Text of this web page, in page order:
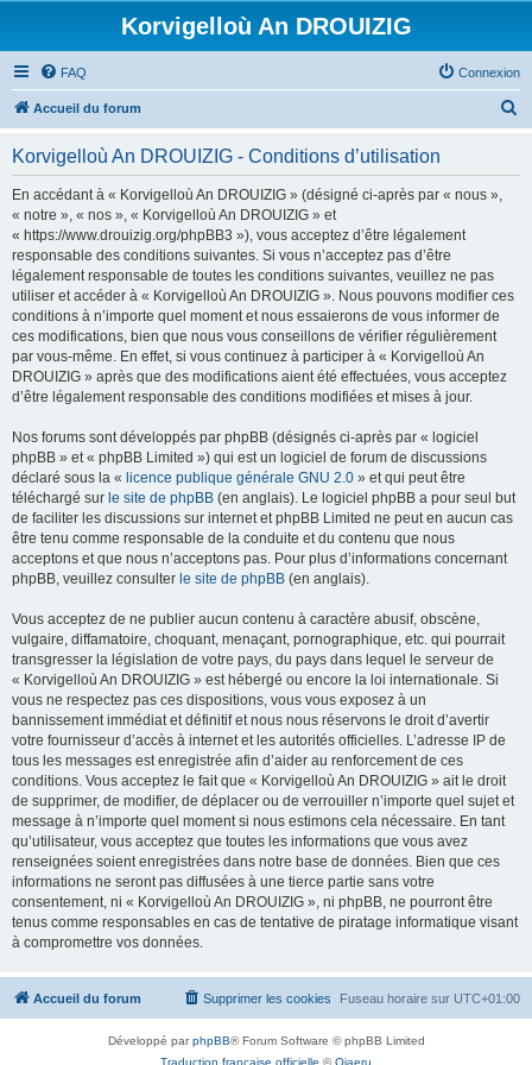
Korvigelloù An DROUIZIG
FAQ Connexion
Accueil du forum
Korvigelloù An DROUIZIG - Conditions d’utilisation
En accédant à « Korvigelloù An DROUIZIG » (désigné ci-après par « nous »,
« notre », « nos », « Korvigelloù An DROUIZIG » et
« https://www.drouizig.org/phpBB3 »), vous acceptez d’être légalement
responsable des conditions suivantes. Si vous n’acceptez pas d’être
légalement responsable de toutes les conditions suivantes, veuillez ne pas
utiliser et accéder à « Korvigelloù An DROUIZIG ». Nous pouvons modifier ces
conditions à n’importe quel moment et nous essaierons de vous informer de
ces modifications, bien que nous vous conseillons de vérifier régulièrement
par vous-même. En effet, si vous continuez à participer à « Korvigelloù An
DROUIZIG » après que des modifications aient été effectuées, vous acceptez
d’être légalement responsable des conditions modifiées et mises à jour.
Nos forums sont développés par phpBB (désignés ci-après par « logiciel
phpBB » et « phpBB Limited ») qui est un logiciel de forum de discussions
déclaré sous la « licence publique générale GNU 2.0 » et qui peut être
téléchargé sur le site de phpBB (en anglais). Le logiciel phpBB a pour seul but
de faciliter les discussions sur internet et phpBB Limited ne peut en aucun cas
être tenu comme responsable de la conduite et du contenu que nous
acceptons et que nous n’acceptons pas. Pour plus d’informations concernant
phpBB, veuillez consulter le site de phpBB (en anglais).
Vous acceptez de ne publier aucun contenu à caractère abusif, obscène,
vulgaire, diffamatoire, choquant, menaçant, pornographique, etc. qui pourrait
transgresser la législation de votre pays, du pays dans lequel le serveur de
« Korvigelloù An DROUIZIG » est hébergé ou encore la loi internationale. Si
vous ne respectez pas ces dispositions, vous vous exposez à un
bannissement immédiat et définitif et nous nous réservons le droit d’avertir
votre fournisseur d’accès à internet et les autorités officielles. L’adresse IP de
tous les messages est enregistrée afin d’aider au renforcement de ces
conditions. Vous acceptez le fait que « Korvigelloù An DROUIZIG » ait le droit
de supprimer, de modifier, de déplacer ou de verrouiller n’importe quel sujet et
message à n’importe quel moment si nous estimons cela nécessaire. En tant
qu’utilisateur, vous acceptez que toutes les informations que vous avez
renseignées soient enregistrées dans notre base de données. Bien que ces
informations ne seront pas diffusées à une tierce partie sans votre
consentement, ni « Korvigelloù An DROUIZIG », ni phpBB, ne pourront être
tenus comme responsables en cas de tentative de piratage informatique visant
à compromettre vos données.
Accueil du forum Fuseau horaire sur UTC+01:00
Supprimer les cookies
Développé parphpBB® Forum Software © phpBB Limited
Traduction française officielle ©Qiaeru